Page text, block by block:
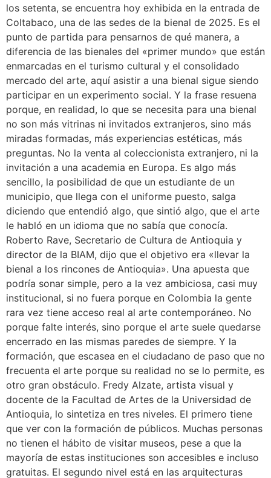
los setenta, se encuentra hoy exhibida en la entrada de
Coltabaco, una de las sedes de la bienal de 2025. Es el
punto de partida para pensarnos de qué manera, a
diferencia de las bienales del «primer mundo» que están
enmarcadas en el turismo cultural y el consolidado
mercado del arte, aquí asistir a una bienal sigue siendo
participar en un experimento social. Y la frase resuena
porque, en realidad, lo que se necesita para una bienal
no son más vitrinas ni invitados extranjeros, sino más
miradas formadas, más experiencias estéticas, más
preguntas. No la venta al coleccionista extranjero, ni la
invitación a una academia en Europa. Es algo más
sencillo, la posibilidad de que un estudiante de un
municipio, que llega con el uniforme puesto, salga
diciendo que entendió algo, que sintió algo, que el arte
le habló en un idioma que no sabía que conocía.
Roberto Rave, Secretario de Cultura de Antioquia y
director de la BIAM, dijo que el objetivo era «llevar la
bienal a los rincones de Antioquia». Una apuesta que
podría sonar simple, pero a la vez ambiciosa, casi muy
institucional, si no fuera porque en Colombia la gente
rara vez tiene acceso real al arte contemporáneo. No
porque falte interés, sino porque el arte suele quedarse
encerrado en las mismas paredes de siempre. Y la
formación, que escasea en el ciudadano de paso que no
frecuenta el arte porque su realidad no se lo permite, es
otro gran obstáculo. Fredy Alzate, artista visual y
docente de la Facultad de Artes de la Universidad de
Antioquia, lo sintetiza en tres niveles. El primero tiene
que ver con la formación de públicos. Muchas personas
no tienen el hábito de visitar museos, pese a que la
mayoría de estas instituciones son accesibles e incluso
gratuitas. El segundo nivel está en las arquitecturas